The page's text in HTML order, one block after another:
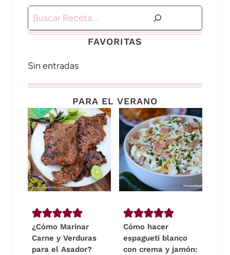
Buscar
FAVORITAS
Sin entradas
PARA EL VERANO
¿Cómo Marinar
Carne y Verduras
para el Asador?
Cómo hacer
espagueti blanco
con crema y jamón: